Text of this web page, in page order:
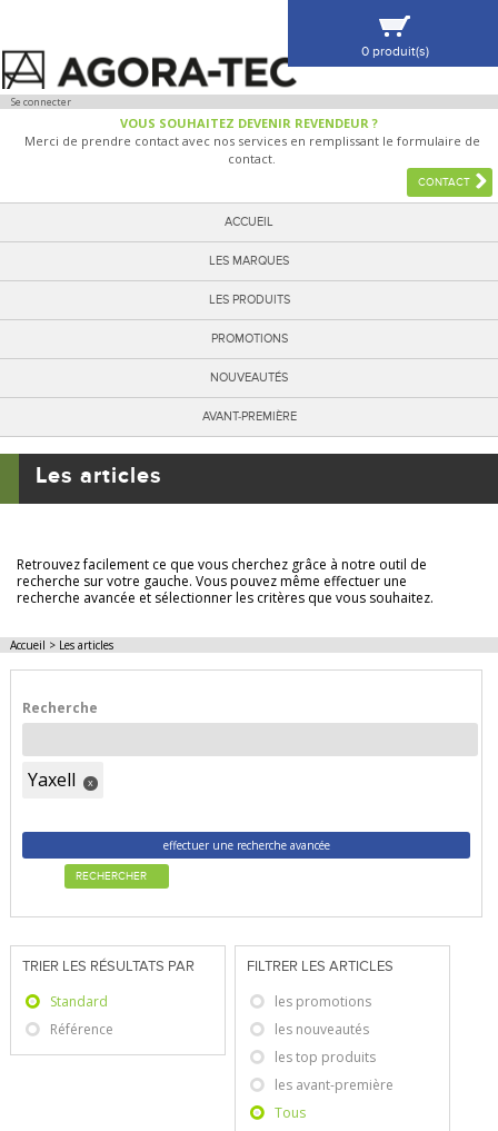
Se connecter
VOUS SOUHAITEZ DEVENIR REVENDEUR ?
Merci de prendre contact avec nos services en remplissant le formulaire de
contact.
CONTACT
ACCUEIL
LES MARQUES
LES PRODUITS
PROMOTIONS
NOUVEAUTÉS
AVANT-PREMIÈRE
0 produit(s)
VOIR MA SÉLECTION
Les articles
Retrouvez facilement ce que vous cherchez grâce à notre outil de
recherche sur votre gauche. Vous pouvez même effectuer une
recherche avancée et sélectionner les critères que vous souhaitez.
Accueil > Les articles
Recherche
Yaxell x
effectuer une recherche avancée
RECHERCHER
TRIER LES RÉSULTATS PAR
Standard
Référence
FILTRER LES ARTICLES
les promotions
les nouveautés
les top produits
les avant-première
Tous